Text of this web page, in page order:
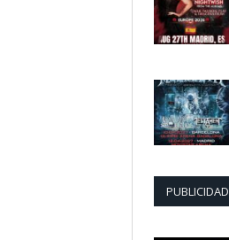
PUBLICIDAD